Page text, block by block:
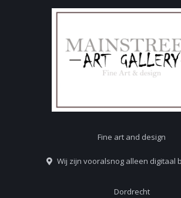
Fine art and design
Wij zijn vooralsnog alleen digitaal
Dordrecht